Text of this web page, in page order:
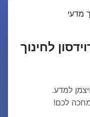
לחינוך
למדע.
לכם!